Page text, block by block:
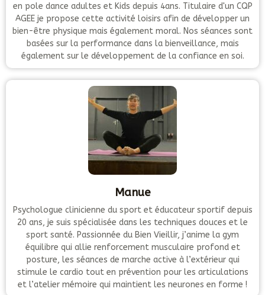
en pole dance adultes et Kids depuis 4ans. Titulaire d'un CQP
AGEE je propose cette activité loisirs afin de développer un
bien-être physique mais également moral. Nos séances sont
basées sur la performance dans la bienveillance, mais
également sur le développement de la confiance en soi.
Manue
Psychologue clinicienne du sport et éducateur sportif depuis
20 ans, je suis spécialisée dans les techniques douces et le
sport santé. Passionnée du Bien Vieillir, j’anime la gym
équilibre qui allie renforcement musculaire profond et
posture, les séances de marche active à l’extérieur qui
stimule le cardio tout en prévention pour les articulations
et l’atelier mémoire qui maintient les neurones en forme !